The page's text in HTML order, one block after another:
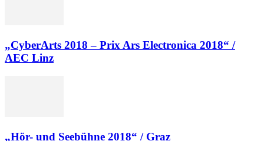
„CyberArts 2018 – Prix Ars Electronica 2018“ /
AEC Linz
„Hör- und Seebühne 2018“ / Graz